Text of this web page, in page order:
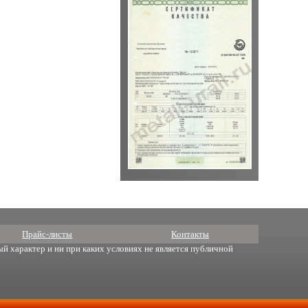
Прайс-листы Контакты
характер и ни при каких условиях не является публичной